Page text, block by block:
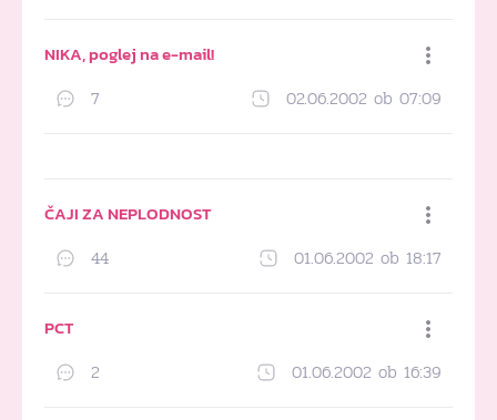
NIKA, poglej na e-mail!
7 02.06.2002 ob 07:09
ČAJI ZA NEPLODNOST
44 01.06.2002 ob 18:17
PCT
2 01.06.2002 ob 16:39